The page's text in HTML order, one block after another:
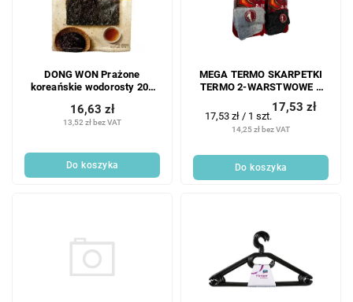
DONG WON Prażone
koreańskie wodorosty 20g
13,52 zł bez VAT
16,63 zł
Do koszyka
MEGA TERMO SKARPETKI
TERMO 2-WARSTWOWE 1
PARA 43-46
14,25 zł bez VAT
17,53 zł
Cena
jednostkowa:
17,53 zł / 1 szt.
Do koszyka